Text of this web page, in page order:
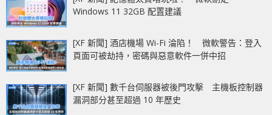
Windows 11 32GB 配置建議
[XF 新聞] 酒店機場 Wi-Fi 淪陷！ 微軟警告：登入
頁面可被劫持，密碼與惡意軟件一併中招
[XF 新聞] 數千台伺服器被後門攻擊 主機板控制器
漏洞部分甚至超過 10 年歷史